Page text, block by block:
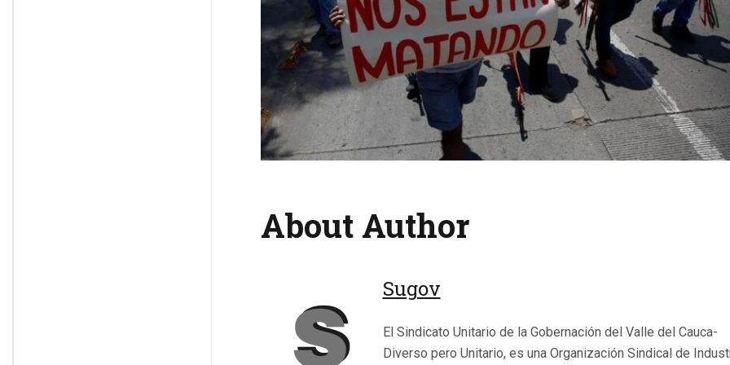
About Author
Sugov
El Sindicato Unitario de la Gobernación del Valle del Cauca-
Diverso pero Unitario, es una Organización Sindical de